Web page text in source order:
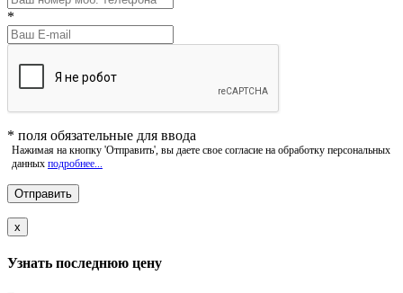
*
* поля обязательные для ввода
Нажимая на кнопку 'Отправить', вы даете свое согласие на обработку персональных
данных подробнее...
x
Узнать последнюю цену